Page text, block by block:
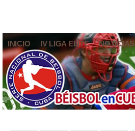
INICIO IV LIGA ELITE NOTICIAS